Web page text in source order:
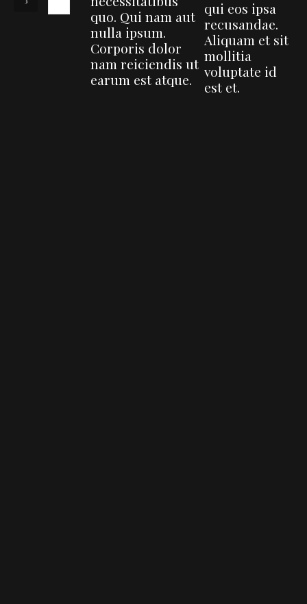
quo. Qui nam aut
nulla ipsum.
Corporis dolor
nam reiciendis ut
earum est atque.
qui eos ipsa
recusandae.
Aliquam et sit
mollitia
voluptate id
est et.